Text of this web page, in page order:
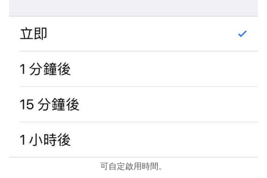
可自定啟用時間。